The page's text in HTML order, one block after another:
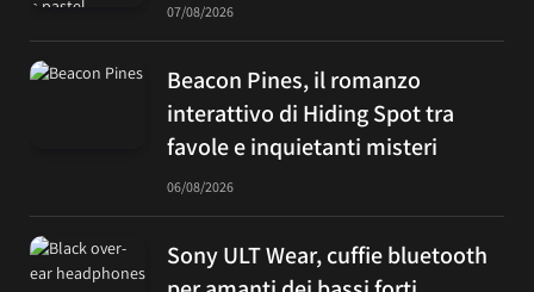
07/08/2026
Beacon Pines, il romanzo
interattivo di Hiding Spot tra
favole e inquietanti misteri
06/08/2026
Sony ULT Wear, cuffie bluetooth